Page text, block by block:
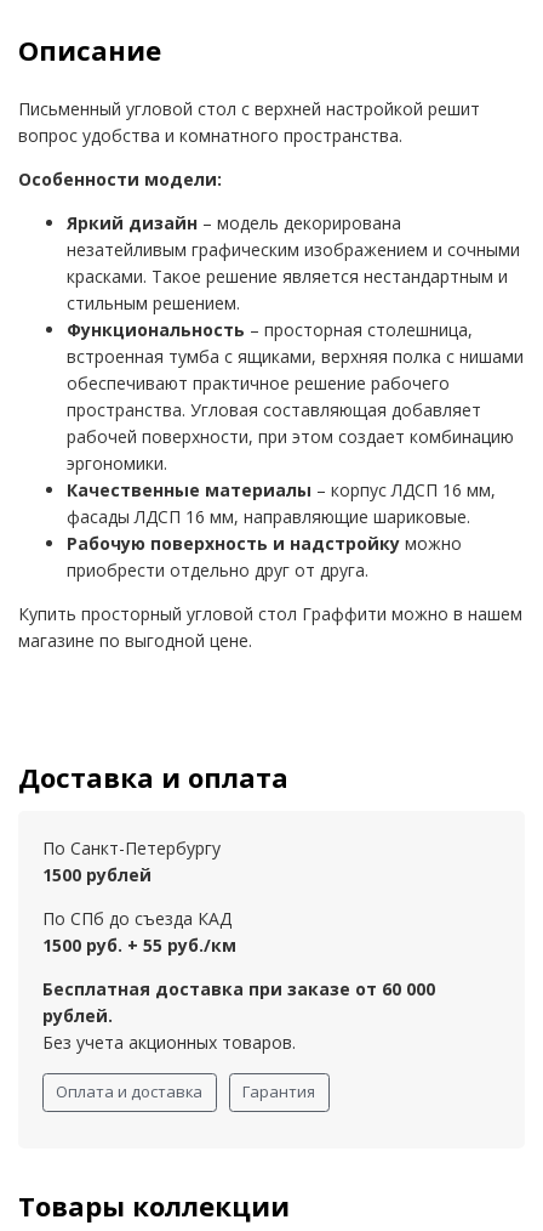
Описание
Письменный угловой стол с верхней настройкой решит
вопрос удобства и комнатного пространства.
Особенности модели:
Яркий дизайн – модель декорирована
незатейливым графическим изображением и сочными
красками. Такое решение является нестандартным и
стильным решением.
Функциональность – просторная столешница,
встроенная тумба с ящиками, верхняя полка с нишами
обеспечивают практичное решение рабочего
пространства. Угловая составляющая добавляет
рабочей поверхности, при этом создает комбинацию
эргономики.
Качественные материалы – корпус ЛДСП 16 мм,
фасады ЛДСП 16 мм, направляющие шариковые.
Рабочую поверхность и надстройку можно
приобрести отдельно друг от друга.
Купить просторный угловой стол Граффити можно в нашем
магазине по выгодной цене.
Доставка и оплата
По Санкт-Петербургу
1500 рублей
По СПб до съезда КАД
1500 руб. + 55 руб./км
Бесплатная доставка при заказе от 60 000
рублей.
Без учета акционных товаров.
Оплата и доставка Гарантия
Товары коллекции